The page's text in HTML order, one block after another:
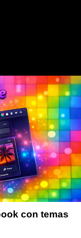
con temas